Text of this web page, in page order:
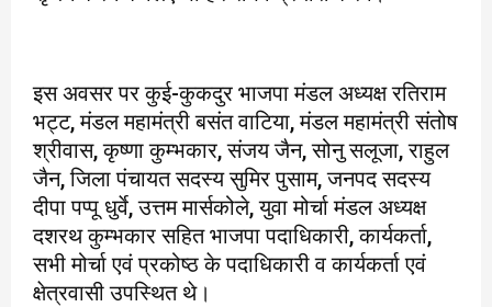
इस अवसर पर कुई-कुकदुर भाजपा मंडल अध्यक्ष रतिराम
भट्ट, मंडल महामंत्री बसंत वाटिया, मंडल महामंत्री संतोष
श्रीवास, कृष्णा कुम्भकार, संजय जैन, सोनु सलूजा, राहुल
जैन, जिला पंचायत सदस्य सुमिर पुसाम, जनपद सदस्य
दीपा पप्पू धुर्वे, उत्तम मार्सकोले, युवा मोर्चा मंडल अध्यक्ष
दशरथ कुम्भकार सहित भाजपा पदाधिकारी, कार्यकर्ता,
सभी मोर्चा एवं प्रकोष्ठ के पदाधिकारी व कार्यकर्ता एवं
क्षेत्रवासी उपस्थित थे।